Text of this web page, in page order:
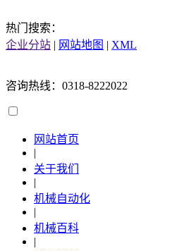
热门搜索：
企业分站 | 网站地图 | XML
咨询热线：0318-8222022
网站首页
|
关于我们
|
机械自动化
|
机械百科
|